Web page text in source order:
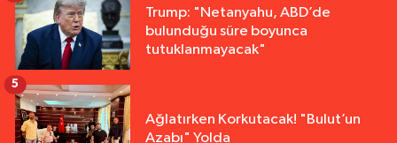
Trump: "Netanyahu, ABD’de
bulunduğu süre boyunca
tutuklanmayacak"
Ağlatırken Korkutacak! "Bulut’un
Azabı" Yolda
5